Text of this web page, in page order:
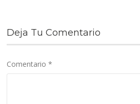
Deja Tu Comentario
Comentario*